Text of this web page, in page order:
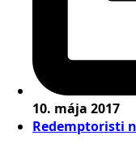
10. mája 2017
Redemptoristi